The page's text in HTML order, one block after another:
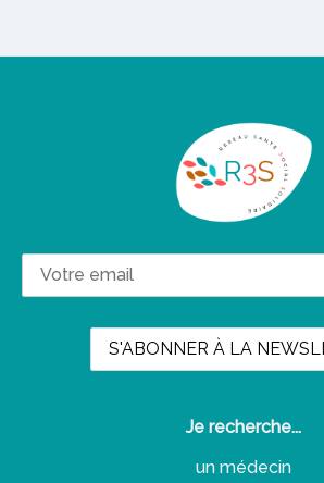
Je recherche...
un médecin